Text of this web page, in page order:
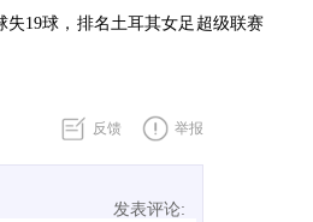
失19球，排名土耳其女足超级联赛
反馈 举报
发表评论: